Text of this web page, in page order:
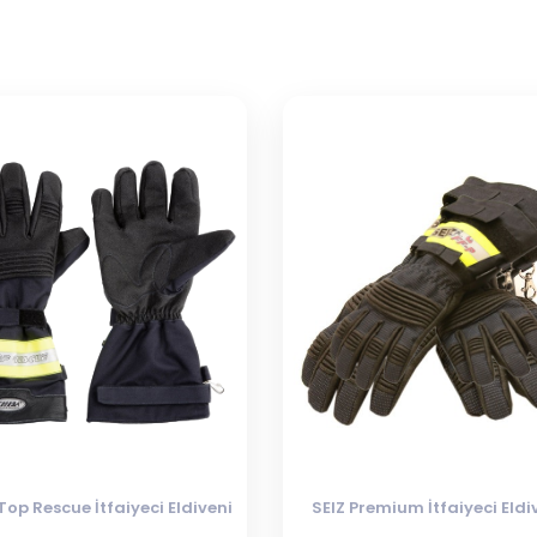
Rescue İtfaiyeci Eldiveni SEIZ Premium İtfaiyeci